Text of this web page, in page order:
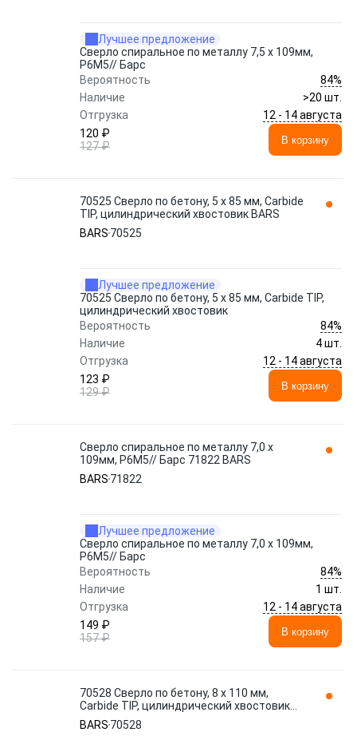
Лучшее предложение
Сверло спиральное по металлу 7,5 x 109мм,
Р6М5// Барс
Вероятность
84%
Наличие
>20 шт.
Отгрузка
12 - 14 августа
120 ₽
127 ₽
В корзину
70525 Сверло по бетону, 5 х 85 мм, Carbide
TIP, цилиндрический хвостовик BARS
BARS 70525
Лучшее предложение
70525 Сверло по бетону, 5 х 85 мм, Carbide TIP,
цилиндрический хвостовик
Вероятность
84%
Наличие
4 шт.
Отгрузка
12 - 14 августа
123 ₽
129 ₽
В корзину
Сверло спиральное по металлу 7,0 x
109мм, Р6М5// Барс 71822 BARS
BARS 71822
Лучшее предложение
Сверло спиральное по металлу 7,0 x 109мм,
Р6М5// Барс
Вероятность
84%
Наличие
1 шт.
Отгрузка
12 - 14 августа
149 ₽
157 ₽
В корзину
70528 Сверло по бетону, 8 х 110 мм,
Carbide TIP, цилиндрический хвостовик
BARS
BARS 70528